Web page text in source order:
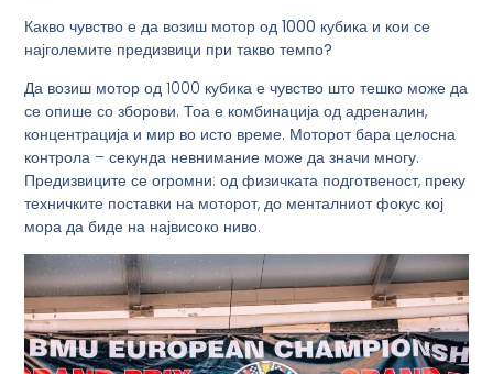
Какво чувство е да возиш мотор од 1000 кубика и кои се
најголемите предизвици при такво темпо?
Да возиш мотор од 1000 кубика е чувство што тешко може да
се опише со зборови. Тоа е комбинација од адреналин,
концентрација и мир во исто време. Моторот бара целосна
контрола – секунда невнимание може да значи многу.
Предизвиците се огромни: од физичката подготвеност, преку
техничките поставки на моторот, до менталниот фокус кој
мора да биде на највисоко ниво.